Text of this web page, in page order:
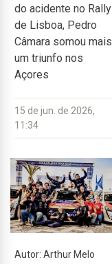
do acidente no Rally
de Lisboa, Pedro
Câmara somou mais
um triunfo nos
Açores
15 de jun. de 2026,
11:34
Autor: Arthur Melo